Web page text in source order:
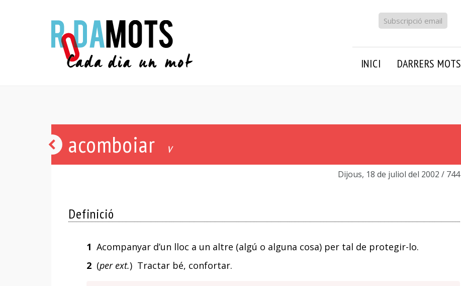
Subscripció email
INICI DARRERS MOTS
acomboiar v
Dijous, 18 de juliol del 2002 / 744
Definició
1 Acompanyar d’un lloc a un altre (algú o alguna cosa) per tal de protegir-lo.
2(per ext.) Tractar bé, confortar.
vèrbola